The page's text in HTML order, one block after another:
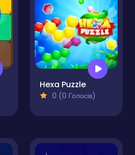
Hexa Puzzle
0 (0 Голосів)